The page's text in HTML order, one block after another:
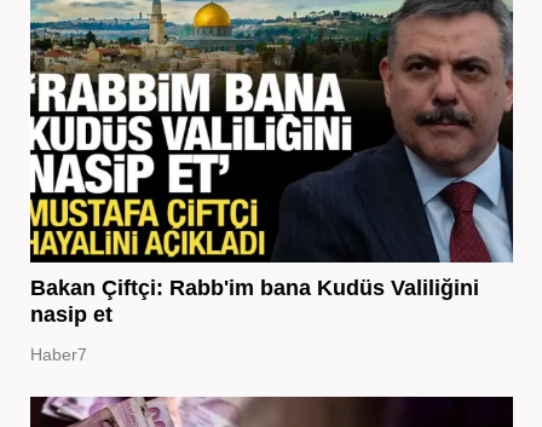
Bakan Çiftçi: Rabb'im bana Kudüs Valiliğini
nasip et
Haber7